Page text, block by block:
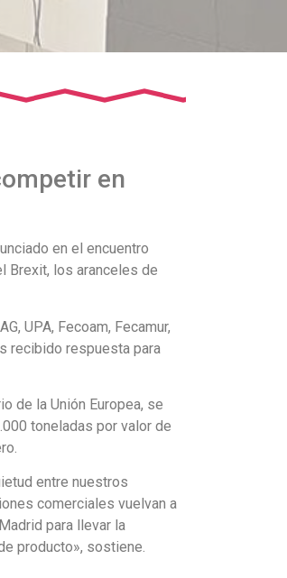
en
en el encuentro
Brexit, los aranceles de
UPA, Fecoam, Fecamur,
recibido respuesta para
de la Unión Europea, se
toneladas por valor de
entre nuestros
comerciales vuelvan a
para llevar la
producto», sostiene.